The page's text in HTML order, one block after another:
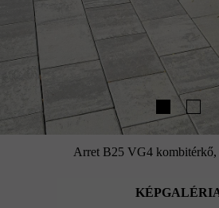
Arret B25 VG4 kombitérkő,